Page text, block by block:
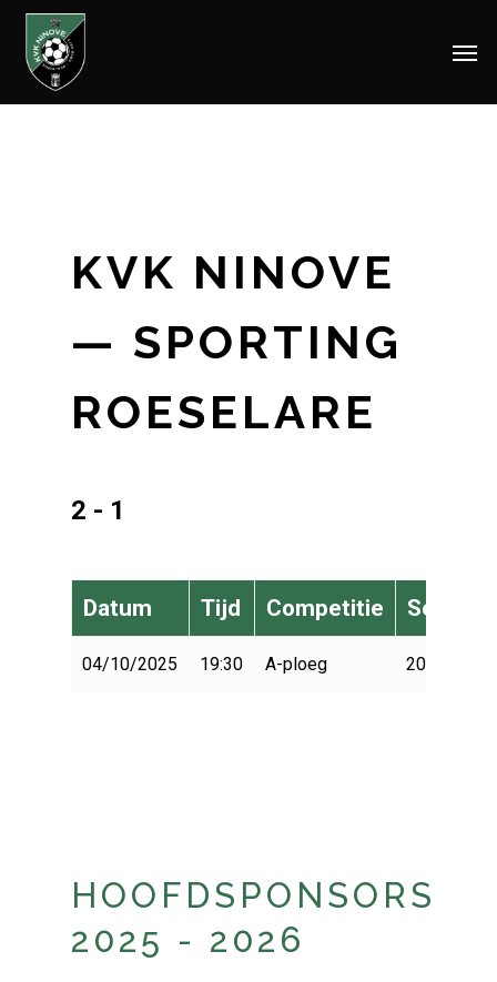
Skip
KVK NINOVE
— SPORTING
ROESELARE
2 - 1
Datum Tijd Competitie Seizoen
04/10/2025 19:30 A-ploeg 2025-2026
HOOFDSPONSORS
2025 - 2026